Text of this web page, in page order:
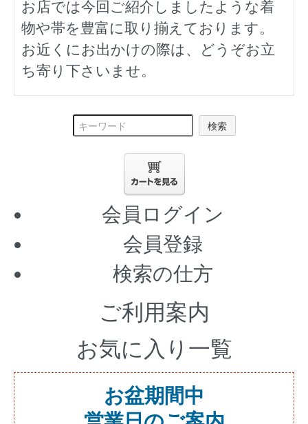
お店では今回ご紹介しましたような着
物や帯を豊富に取り揃えております。
お近くにお出かけの際は、どうぞお立
ち寄り下さいませ。
検索
会員ログイン
会員登録
検索の仕方
ご利用案内
お気に入り一覧
お盆期間中